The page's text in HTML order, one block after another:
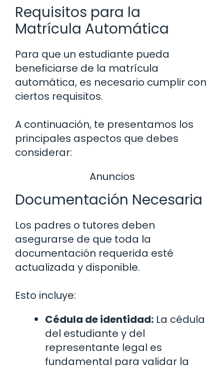
Requisitos para la
Matrícula Automática
Para que un estudiante pueda
beneficiarse de la matrícula
automática, es necesario cumplir con
ciertos requisitos.
A continuación, te presentamos los
principales aspectos que debes
considerar:
Anuncios
Documentación Necesaria
Los padres o tutores deben
asegurarse de que toda la
documentación requerida esté
actualizada y disponible.
Esto incluye:
Cédula de identidad: La cédula
del estudiante y del
representante legal es
fundamental para validar la